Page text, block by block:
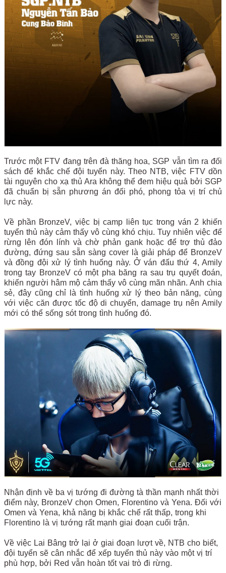
Trước một FTV đang trên đà thăng hoa, SGP vẫn tìm ra đối
sách để khắc chế đội tuyển này. Theo NTB, việc FTV dồn
tài nguyên cho xạ thủ Ara không thể đem hiệu quả bởi SGP
đã chuẩn bị sẵn phương án đối phó, phong tỏa vị trí chủ
lực này.
Về phần BronzeV, việc bị camp liên tục trong ván 2 khiến
tuyển thủ này cảm thấy vô cùng khó chịu. Tuy nhiên việc để
rừng lên đón lính và chờ phản gank hoặc để trợ thủ đảo
đường, đứng sau sẵn sàng cover là giải pháp để BronzeV
và đồng đội xử lý tình huống này. Ở ván đấu thứ 4, Amily
trong tay BronzeV có một pha băng ra sau trụ quyết đoán,
khiến người hâm mộ cảm thấy vô cùng mãn nhãn. Anh chia
sẻ, đây cũng chỉ là tình huống xử lý theo bản năng, cùng
với việc căn được tốc độ di chuyển, damage trụ nên Amily
mới có thể sống sót trong tình huống đó.
Nhận định về ba vị tướng đi đường tà thần mạnh nhất thời
điểm này, BronzeV chọn Omen, Florentino và Yena. Đối với
Omen và Yena, khả năng bị khắc chế rất thấp, trong khi
Florentino là vị tướng rất mạnh giai đoạn cuối trận.
Về việc Lai Bâng trở lại ở giai đoạn lượt về, NTB cho biết,
đội tuyển sẽ cân nhắc để xếp tuyển thủ này vào một vị trí
phù hợp, bởi Red vẫn hoàn tốt vai trò đi rừng.